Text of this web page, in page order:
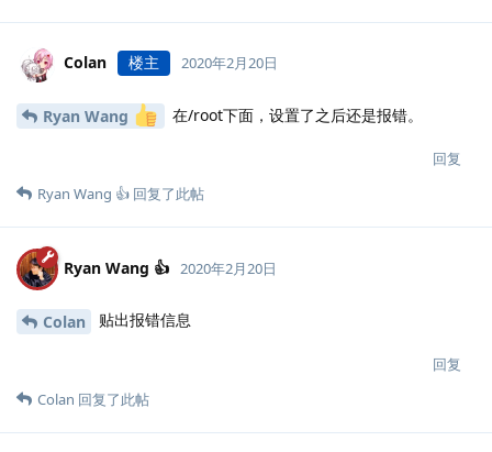
Colan 楼主 2020年2月20日
Ryan Wang 在/root下面，设置了之后还是报错。
回复
Ryan Wang 👍 回复了此帖
Ryan Wang 👍 2020年2月20日
Colan 贴出报错信息
回复
Colan 回复了此帖